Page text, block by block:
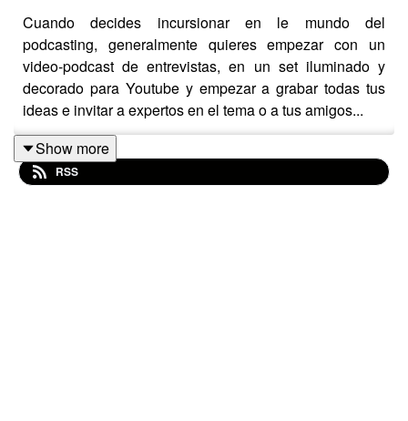
Cuando decides incursionar en le mundo del
podcasting, generalmente quieres empezar con un
video-podcast de entrevistas, en un set iluminado y
decorado para Youtube y empezar a grabar todas tus
ideas e invitar a expertos en el tema o a tus amigos...
Hoy queremos repasar junto a ti todos los
Show more
RSS